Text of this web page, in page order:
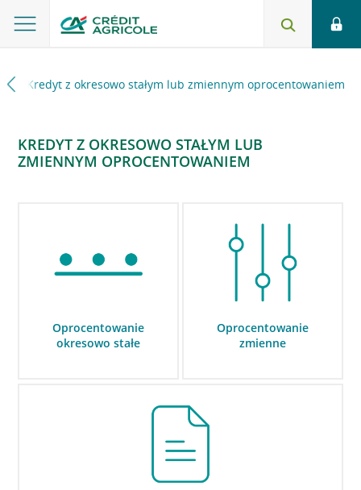
Kredyt z okresowo stałym lub zmiennym oprocentowaniem
KREDYT Z OKRESOWO STAŁYM LUB
ZMIENNYM OPROCENTOWANIEM
Oprocentowanie
okresowo stałe
Oprocentowanie
zmienne